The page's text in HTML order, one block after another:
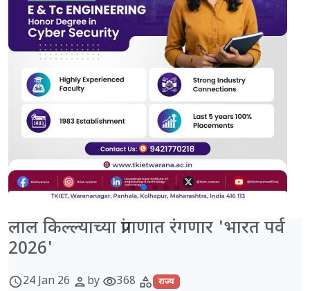
लाल किल्ल्याच्या प्रांगणात रंगणार 'भारत पर्व
2026'
schedule24 Jan 26 personby visibility368 category राज्य